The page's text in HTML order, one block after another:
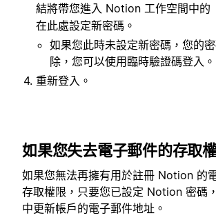
結將帶您進入 Notion 工作空間中的
在此處設定新密碼。
如果您此時未設定新密碼，您的
除，您可以使用臨時驗證碼登入。
重新登入。
如果您失去電子郵件的存取
如果您無法再擁有用於註冊 Notion 的
存取權限，只要您已設定 Notion 密碼
中更新帳戶的電子郵件地址。